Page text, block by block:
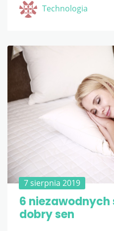
Technologia
7 sierpnia 2019
6 niezawodnych
dobry sen